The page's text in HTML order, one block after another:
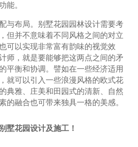
能。
与布局。别墅花园园林设计需要考
但并不意味着不同风格之间的对立
可以实现非常富有韵味的视觉效
师，就是要能够把这两点之间的矛
平衡和协调。譬如在一些经济适用
就可以引入一些浪漫风格的欧式花
典雅、庄美和田园式的清新、自然
的融合也可带来独具一格的美感。
墅花园设计及施工！